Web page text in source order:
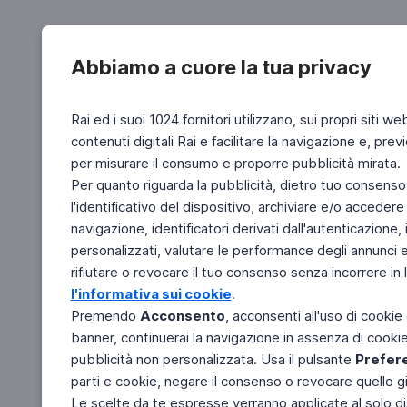
Abbiamo a cuore la tua privacy
Rai ed i suoi 1024 fornitori utilizzano, sui propri siti
contenuti digitali Rai e facilitare la navigazione e,
per misurare il consumo e proporre pubblicità mirata.
Per quanto riguarda la pubblicità, dietro tuo
l'identificativo del dispositivo, archiviare e/o
navigazione, identificatori derivati
personalizzati, valutare le performance degli
rifiutare o revocare il tuo consenso senza incorrere
l'informativa sui cookie.
Premendo Acconsento, acconsenti all'uso di
banner, continuerai la navigazione in assenza di
pubblicità non personalizzata. Usa il pulsante
parti e cookie, negare il consenso o revocare quello
Le scelte da te espresse verranno applicate al solo